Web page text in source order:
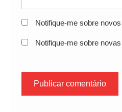
Notifique-me sobre
Notifique-me sobre